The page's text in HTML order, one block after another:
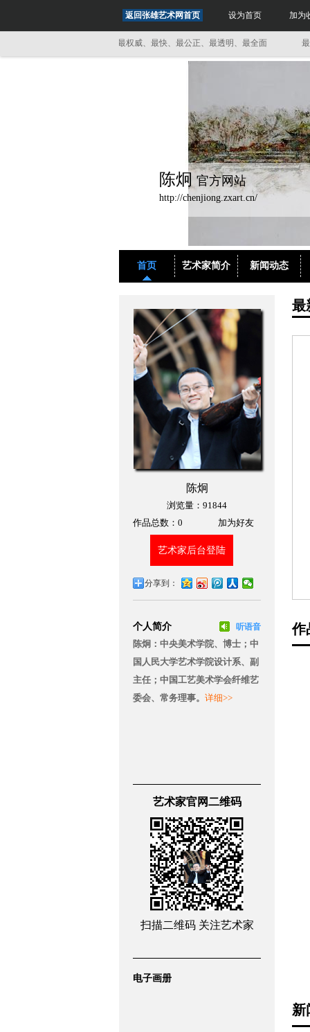
返回张雄艺术网首页 设为首页 加为
最权威、最快、最公正、最透明、最全面 最权威
陈炯 官方网站
http://chenjiong.zxart.cn/
首页 艺术家简介 新闻动态
陈炯
浏览量：91844
作品总数： 0 加为好友
艺术家后台登陆
分享到：
个人简介 听语音
陈炯：中央美术学院、博士；中
国人民大学艺术学院设计系、副
主任；中国工艺美术学会纤维艺
委会、常务理事。 详细>>
艺术家官网二维码
扫描二维码 关注艺术家
电子画册
最
作
新